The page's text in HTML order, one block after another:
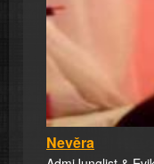
Nevěra